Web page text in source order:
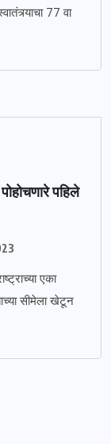
77 वा
पहिले
एका
सीमेला खेटून